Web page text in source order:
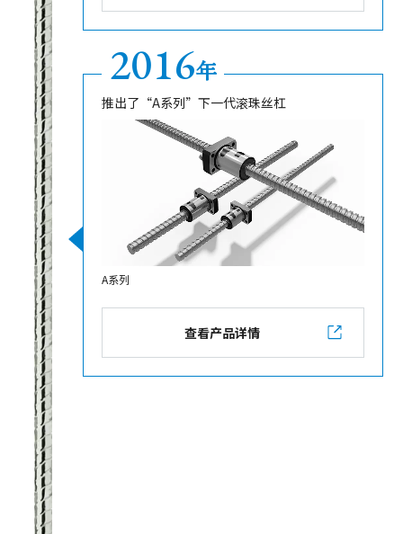
2016年
推出了“A系列”下一代滚珠丝杠
A系列
查看产品详情